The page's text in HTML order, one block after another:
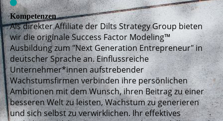
Kompetenzen
Als direkter Affiliate der Dilts Strategy Group bieten
wir die originale Success Factor Modeling™
Ausbildung zum "Next Generation Entrepreneur" in
deutscher Sprache an. Einflussreiche
Unternehmer*innen aufstrebender
Wachstumsfirmen verbinden ihre persönlichen
Ambitionen mit dem Wunsch, ihren Beitrag zu einer
besseren Welt zu leisten, Wachstum zu generieren
und sich selbst zu verwirklichen. Ihr effektives